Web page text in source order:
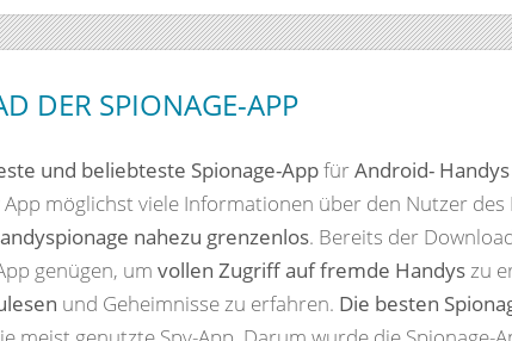
DER SPIONAGE-APP
und beliebteste Spionage-AppfürAndroid- Handys
App möglichst viele Informationen über den Nutzer
nahezu grenzenlos. Bereits der
genügen, um vollen Zugriff auf fremde Handyszu
und Geheimnisse zu erfahren. Die besten